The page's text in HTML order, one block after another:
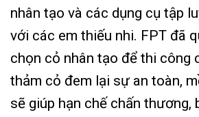
nhân tạo và các dụng cụ tập
với các em thiếu nhi. FPT đã
chọn cỏ nhân tạo để thi công
thảm cỏ đem lại sự an toàn,
sẽ giúp hạn chế chấn thương,